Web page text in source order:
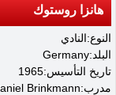
هانزا روستوك
النوع:النادي
البلد:Germany
تاريخ التأسيس:1965
مدرب:Daniel Brinkmann